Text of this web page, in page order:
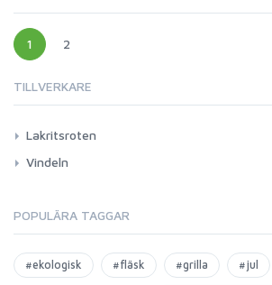
1 2
TILLVERKARE
Lakritsroten
Vindeln
POPULÄRA TAGGAR
#ekologisk #fläsk #grilla #jul